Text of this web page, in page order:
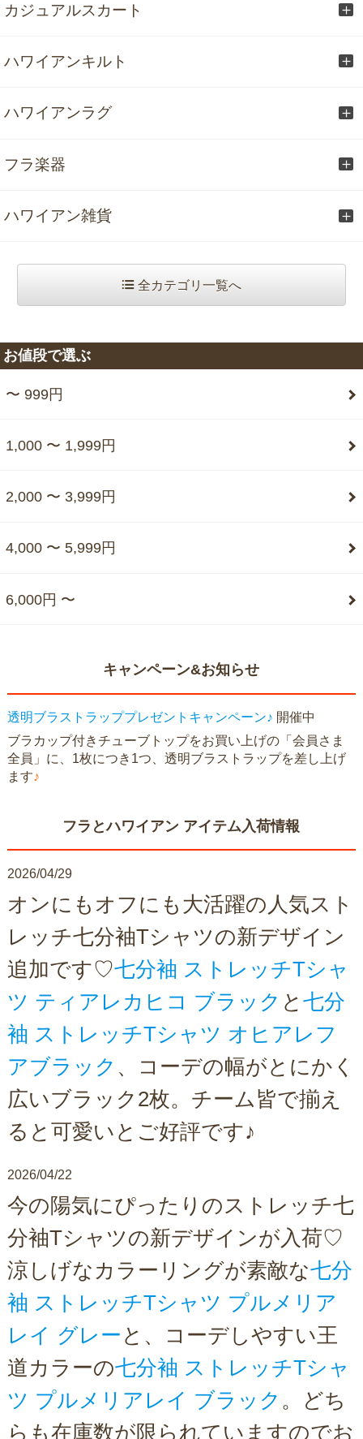
カジュアルスカート
ハワイアンキルト
ハワイアンラグ
フラ楽器
ハワイアン雑貨
全カテゴリ一覧へ
お値段で選ぶ
〜 999円
1,000 〜 1,999円
2,000 〜 3,999円
4,000 〜 5,999円
6,000円 〜
キャンペーン&お知らせ
透明ブラストラッププレゼントキャンペーン♪ 開催中
ブラカップ付きチューブトップをお買い上げの「会員さま
全員」に、1枚につき1つ、透明ブラストラップを差し上げ
ます♪
フラとハワイアン アイテム入荷情報
2026/04/29
オンにもオフにも大活躍の人気スト
レッチ七分袖Tシャツの新デザイン
追加です♡七分袖 ストレッチTシャ
ツ ティアレカヒコ ブラック と 七分
袖 ストレッチTシャツ オヒアレフ
アブラック 、コーデの幅がとにかく
広いブラック2枚。チーム皆で揃え
ると可愛いとご好評です♪
2026/04/22
今の陽気にぴったりのストレッチ七
分袖Tシャツの新デザインが入荷♡
涼しげなカラーリングが素敵な七分
袖 ストレッチTシャツ プルメリア
レイ グレー と、コーデしやすい王
道カラーの七分袖 ストレッチTシャ
ツ プルメリアレイ ブラック 。どち
らも在庫数が限られていますのでお